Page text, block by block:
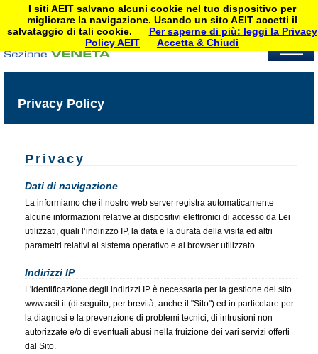
Privacy Policy
Privacy
Dati di navigazione
La informiamo che il nostro web server registra automaticamente
alcune informazioni relative ai dispositivi elettronici di accesso da Lei
utilizzati, quali l’indirizzo IP, la data e la durata della visita ed altri
parametri relativi al sistema operativo e al browser utilizzato.
Indirizzi IP
L'identificazione degli indirizzi IP è necessaria per la gestione del sito
www.aeit.it (di seguito, per brevità, anche il "Sito") ed in particolare per
la diagnosi e la prevenzione di problemi tecnici, di intrusioni non
autorizzate e/o di eventuali abusi nella fruizione dei vari servizi offerti
dal Sito.
I siti AEIT salvano alcuni cookie nel tuo dispositivo per
migliorare la navigazione. Usando un sito AEIT accetti il
salvataggio di tali cookie.
Per saperne di più: leggi la Privacy
Policy AEIT
Accetta & Chiudi